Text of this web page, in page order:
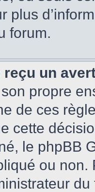
plus
forum.
reçu un
propre
de ces
cette
le phpBB
ou non.
du